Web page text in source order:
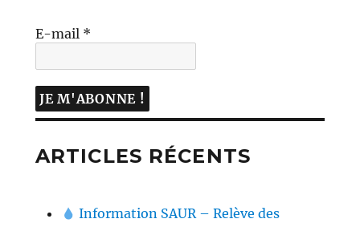
E-mail *
ARTICLES RÉCENTS
Information SAUR – Relève des